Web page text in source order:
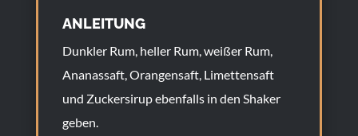
ANLEITUNG
Dunkler Rum, heller Rum, weißer Rum,
Ananassaft, Orangensaft, Limettensaft
und Zuckersirup ebenfalls in den Shaker
geben.